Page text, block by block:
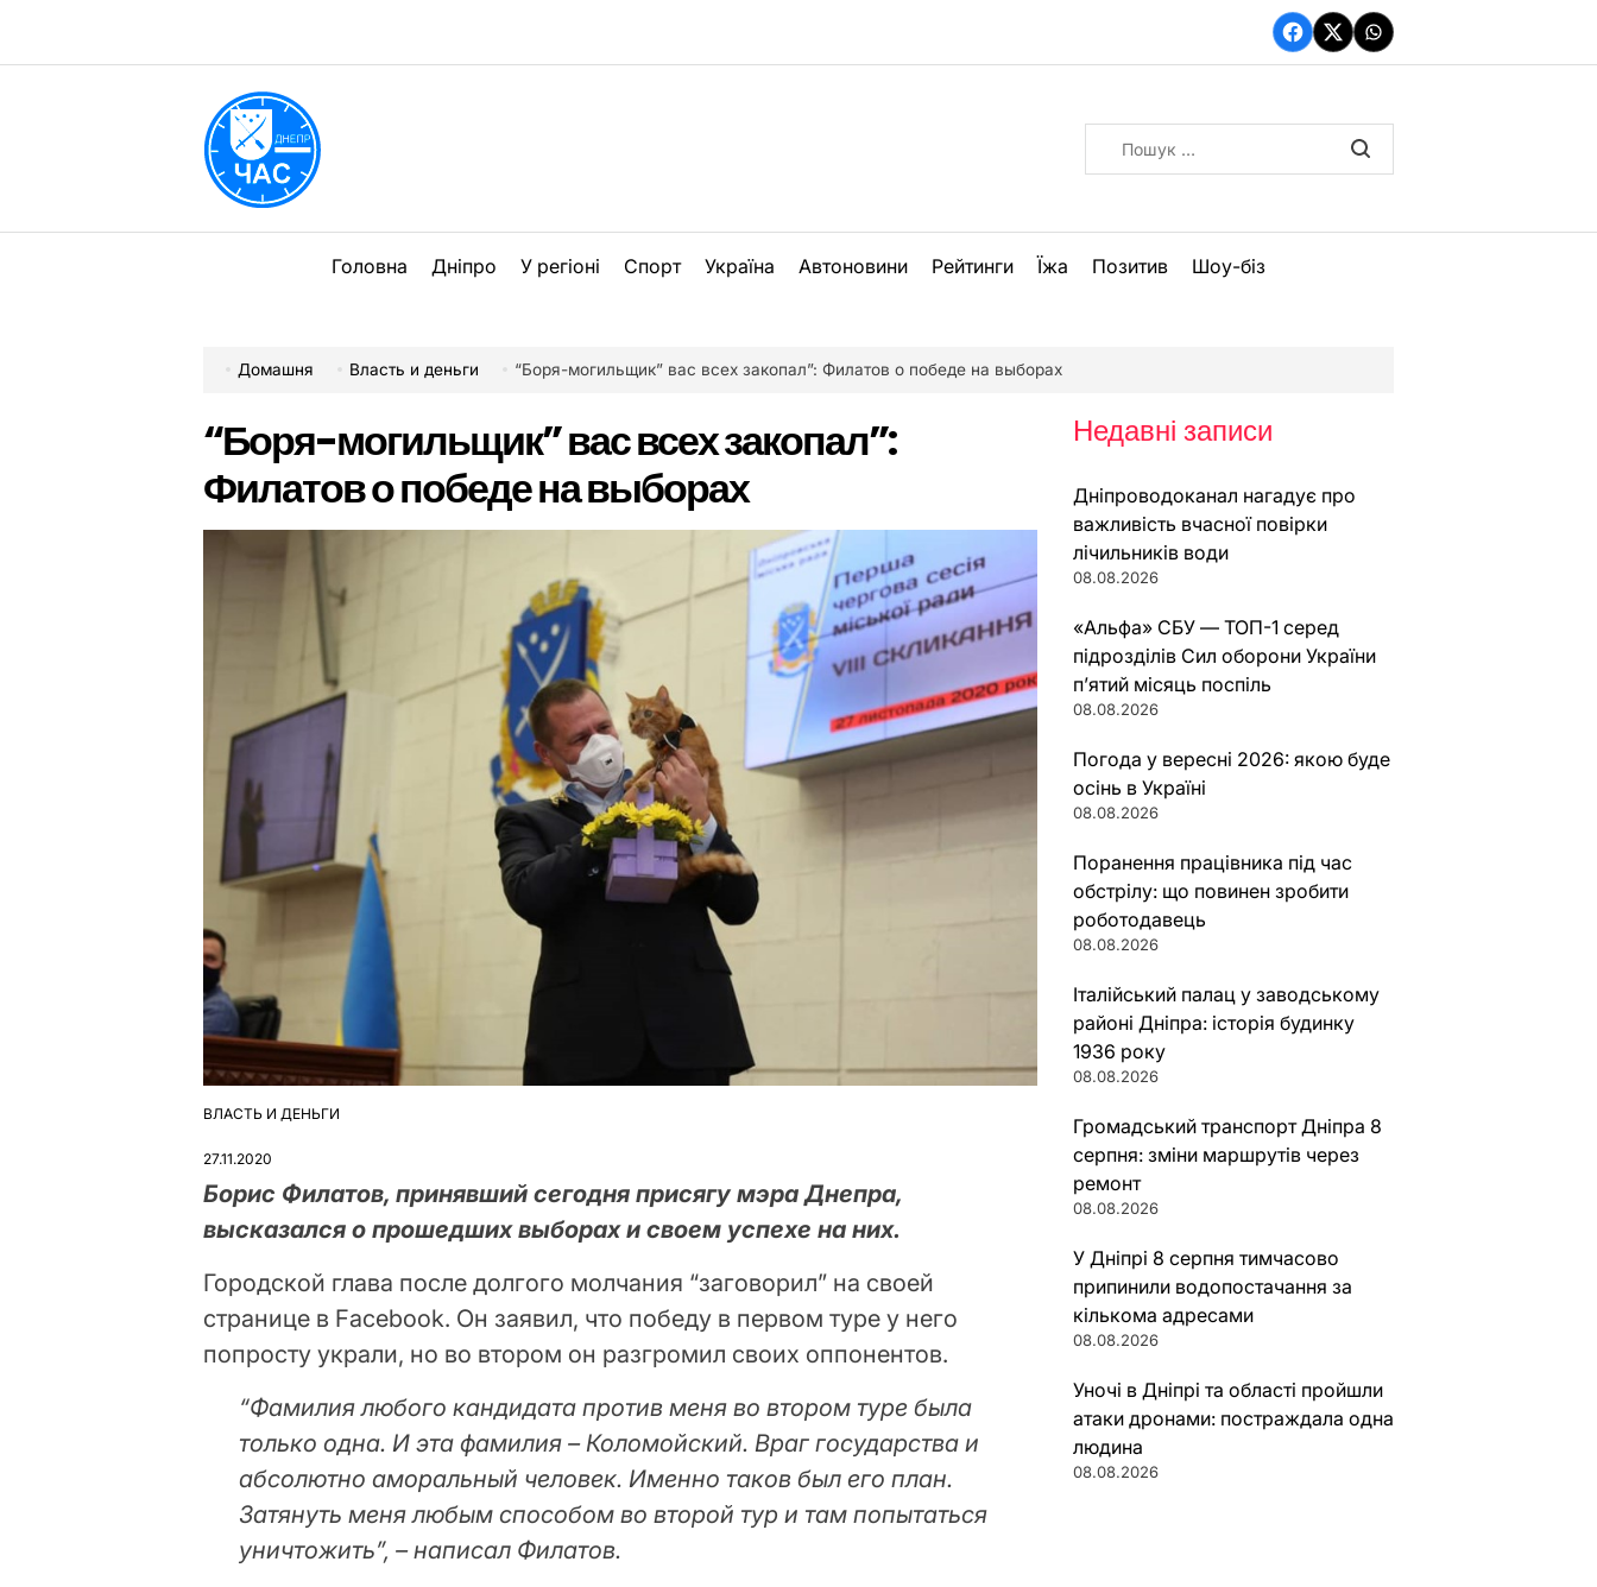
вмісту
Facebook
TwitterWhatsApp
Головна Дніпро У регіоні Спорт Україна Автоновини Рейтинги Їжа Позитив Шоу-біз
Домашня Власть и деньги “Боря-могильщик” вас всех закопал”: Филатов о победе на выборах
“Боря-могильщик” вас всех закопал”:
Филатов о победе на выборах
ОПУБЛІКУВАТИ
ВЛАСТЬ И ДЕНЬГИ
27.11.2020
Борис Филатов, принявший сегодня присягу мэра Днепра,
высказался о прошедших выборах и своем успехе на них.
Городской глава после долгого молчания “заговорил” на своей
странице в Facebook. Он заявил, что победу в первом туре у него
попросту украли, но во втором он разгромил своих оппонентов.
“Фамилия любого кандидата против меня во втором туре была
только одна. И эта фамилия – Коломойский. Враг государства и
абсолютно аморальный человек. Именно таков был его план.
Затянуть меня любым способом во второй тур и там попытаться
уничтожить”, – написал Филатов.
Недавні записи
Дніпроводоканал нагадує про
важливість вчасної повірки
лічильників води
08.08.2026
«Альфа» СБУ — ТОП-1 серед
підрозділів Сил оборони України
п’ятий місяць поспіль
08.08.2026
Погода у вересні 2026: якою буде
осінь в Україні
08.08.2026
Поранення працівника під час
обстрілу: що повинен зробити
роботодавець
08.08.2026
Італійський палац у заводському
районі Дніпра: історія будинку
1936 року
08.08.2026
Громадський транспорт Дніпра 8
серпня: зміни маршрутів через
ремонт
08.08.2026
У Дніпрі 8 серпня тимчасово
припинили водопостачання за
кількома адресами
08.08.2026
Уночі в Дніпрі та області пройшли
атаки дронами: постраждала одна
людина
08.08.2026